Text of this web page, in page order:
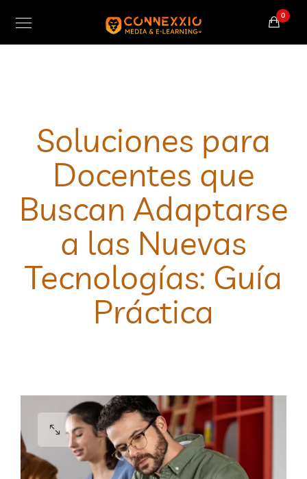
0
Soluciones para
Docentes que
Buscan Adaptarse
a las Nuevas
Tecnologías: Guía
Práctica